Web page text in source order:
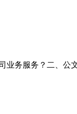
务服务？二、公